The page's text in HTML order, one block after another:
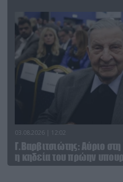
03.08.2026 | 12:02
Γ.Βαρβιτσιώτης: Aύριο
η κηδεία του πρώην